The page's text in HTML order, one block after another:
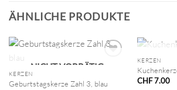
ÄHNLICHE PRODUKTE
NICHT VORRÄTIG
KERZEN
Geburtstagskerze Zahl 3, blau
KERZEN
CHF7.00